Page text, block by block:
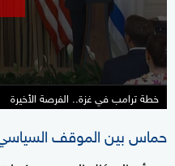
خطة ترامب في غزة.. الفرصة الأخيرة
حماس بين الموقف السياسي